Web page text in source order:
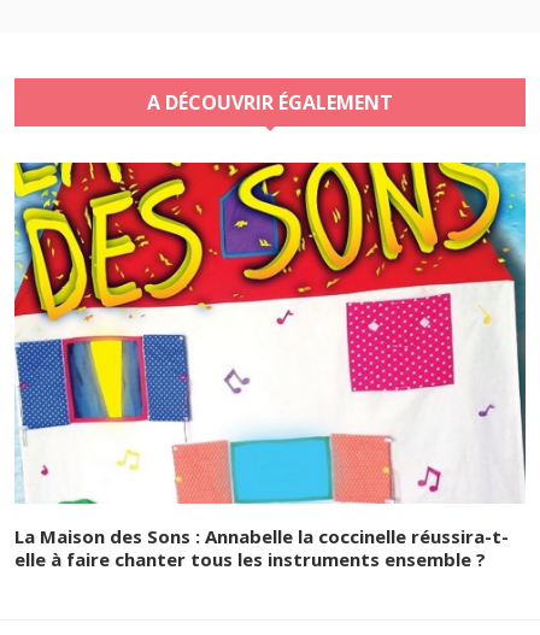
A DÉCOUVRIR ÉGALEMENT
La Maison des Sons : Annabelle la coccinelle réussira-t-
elle à faire chanter tous les instruments ensemble ?